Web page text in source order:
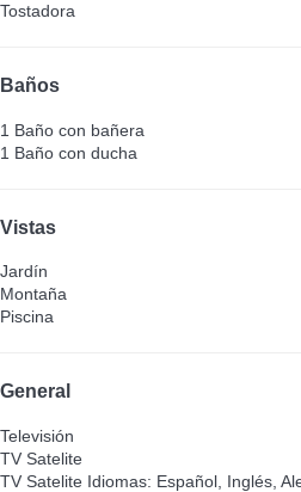
Tostadora
Baños
1 Baño con bañera
1 Baño con ducha
Vistas
Jardín
Montaña
Piscina
General
Televisión
TV Satelite
TV Satelite Idiomas: Español, Inglés,